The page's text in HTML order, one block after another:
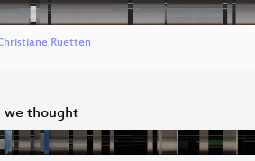
Ruetten
we thought